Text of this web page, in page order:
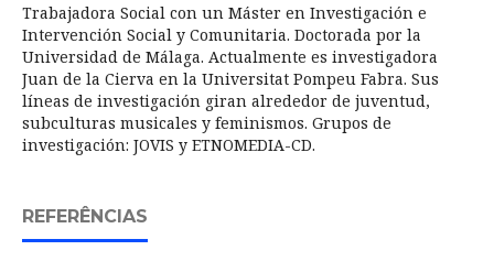
Trabajadora Social con un Máster en Investigación e
Intervención Social y Comunitaria. Doctorada por la
Universidad de Málaga. Actualmente es investigadora
Juan de la Cierva en la Universitat Pompeu Fabra. Sus
líneas de investigación giran alrededor de juventud,
subculturas musicales y feminismos. Grupos de
investigación: JOVIS y ETNOMEDIA-CD.
REFERÊNCIAS